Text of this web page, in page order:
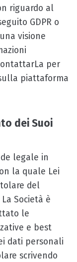
riguardo al
GDPR o
visione
per
piattaforma
dei Suoi
legale in
la quale Lei
del
Società è
le
e best
dati personali
scrivendo